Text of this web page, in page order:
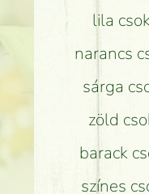
lila
narancs
sárga
zöld
barack
színes